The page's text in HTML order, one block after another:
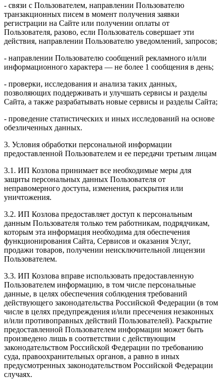
- связи с Пользователем, направлении Пользователю
транзакционных писем в момент получения заявки
регистрации на Сайте или получении оплаты от
Пользователя, разово, если Пользователь совершает эти
действия, направлении Пользователю уведомлений, запросов;
- направлении Пользователю сообщений рекламного и/или
информационного характера — не более 1 сообщения в день;
- проверки, исследования и анализа таких данных,
позволяющих поддерживать и улучшать сервисы и разделы
Сайта, а также разрабатывать новые сервисы и разделы Сайта;
- проведение статистических и иных исследований на основе
обезличенных данных.
3. Условия обработки персональной информации
предоставленной Пользователем и ее передачи третьим лицам
3.1. ИП Козлова принимает все необходимые меры для
защиты персональных данных Пользователя от
неправомерного доступа, изменения, раскрытия или
уничтожения.
3.2. ИП Козлова предоставляет доступ к персональным
данным Пользователя только тем работникам, подрядчикам,
которым эта информация необходима для обеспечения
функционирования Сайта, Сервисов и оказания Услуг,
продажи товаров, получении неисключительной лицензии
Пользователем.
3.3. ИП Козлова вправе использовать предоставленную
Пользователем информацию, в том числе персональные
данные, в целях обеспечения соблюдения требований
действующего законодательства Российской Федерации (в том
числе в целях предупреждения и/или пресечения незаконных
и/или противоправных действий Пользователей). Раскрытие
предоставленной Пользователем информации может быть
произведено лишь в соответствии с действующим
законодательством Российской Федерации по требованию
суда, правоохранительных органов, а равно в иных
предусмотренных законодательством Российской Федерации
случаях.